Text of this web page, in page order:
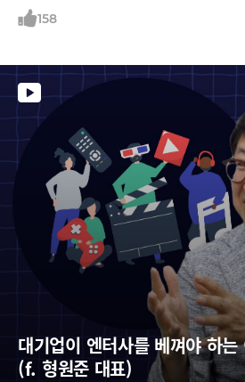
158
대기업이 엔터사를 베껴야 하
(f. 형원준 대표)